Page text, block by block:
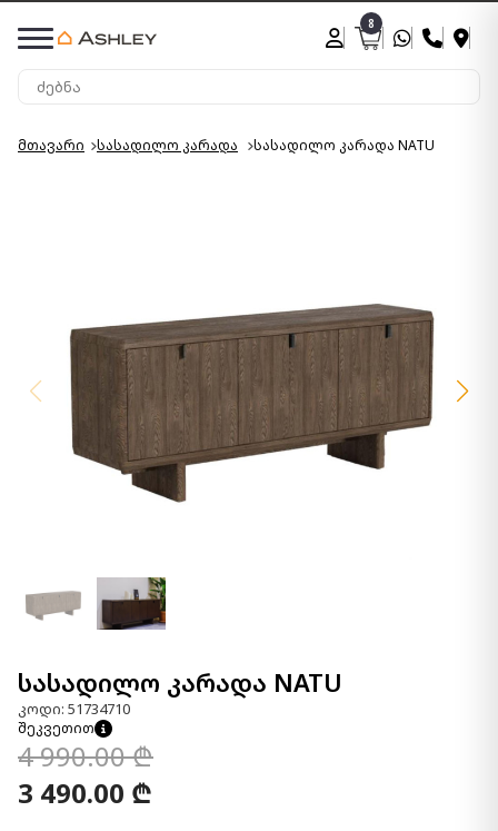
8
მთავარი სასადილო კარადა სასადილო კარადა NATU
სასადილო კარადა NATU
კოდი: 51734710
შეკვეთით
4 990.00 ₾
3 490.00 ₾